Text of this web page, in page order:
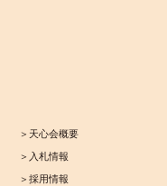
＞天心会概要
＞入札情報
＞採用情報